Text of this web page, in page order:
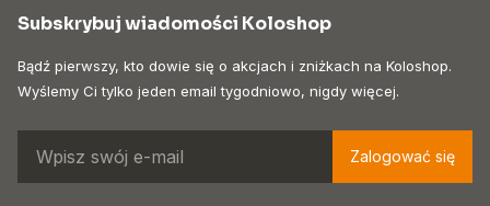
Subskrybuj wiadomości Koloshop
Bądź pierwszy, kto dowie się o akcjach i zniżkach na Koloshop.
Wyślemy Ci tylko jeden email tygodniowo, nigdy więcej.
Zalogować się